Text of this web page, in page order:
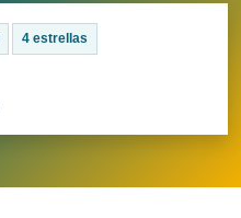
4 estrellas